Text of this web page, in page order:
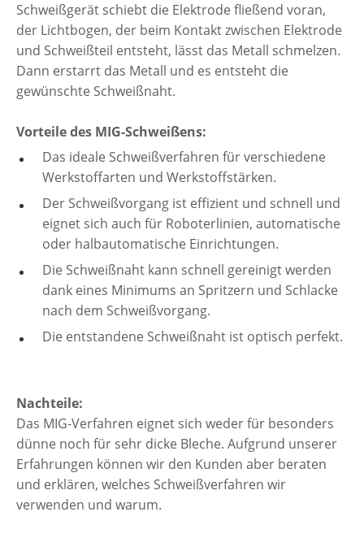
Schweißgerät schiebt die Elektrode fließend voran,
der Lichtbogen, der beim Kontakt zwischen Elektrode
und Schweißteil entsteht, lässt das Metall schmelzen.
Dann erstarrt das Metall und es entsteht die
gewünschte Schweißnaht.
Vorteile des MIG-Schweißens:
Das ideale Schweißverfahren für verschiedene
Werkstoffarten und Werkstoffstärken.
Der Schweißvorgang ist effizient und schnell und
eignet sich auch für Roboterlinien, automatische
oder halbautomatische Einrichtungen.
Die Schweißnaht kann schnell gereinigt werden
dank eines Minimums an Spritzern und Schlacke
nach dem Schweißvorgang.
Die entstandene Schweißnaht ist optisch perfekt.
Nachteile:
Das MIG-Verfahren eignet sich weder für besonders
dünne noch für sehr dicke Bleche. Aufgrund unserer
Erfahrungen können wir den Kunden aber beraten
und erklären, welches Schweißverfahren wir
verwenden und warum.